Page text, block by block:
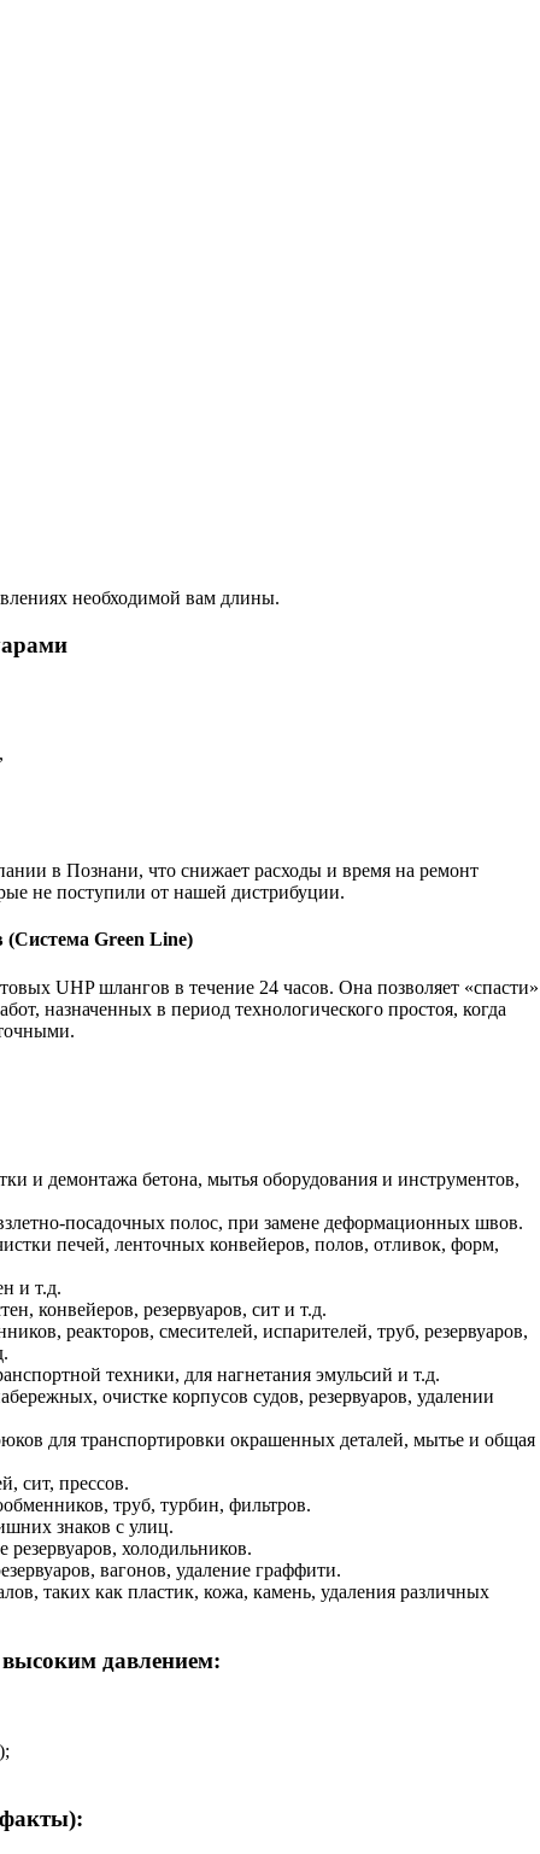
необходимой вам длины.
в Познани, что снижает расходы и время на ремонт
не поступили от нашей дистрибуции.
(Система Green Line)
UHP шлангов в течение 24 часов. Она позволяет «спасти»
назначенных в период технологического простоя, когда
и демонтажа бетона, мытья оборудования и инструментов,
посадочных полос, при замене деформационных швов.
печей, ленточных конвейеров, полов, отливок, форм,
и т.д.
конвейеров, резервуаров, сит и т.д.
реакторов, смесителей, испарителей, труб, резервуаров,
техники, для нагнетания эмульсий и т.д.
очистке корпусов судов, резервуаров, удалении
для транспортировки окрашенных деталей, мытье и общая
сит, прессов.
труб, турбин, фильтров.
знаков с улиц.
холодильников.
вагонов, удаление граффити.
таких как пластик, кожа, камень, удаления различных
давлением: